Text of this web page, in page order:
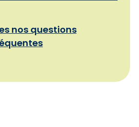
nos questions